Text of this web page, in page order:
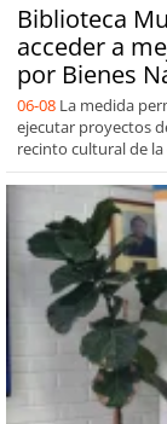
Biblioteca
acceder a
por Bienes
06-08 La medida
ejecutar proyectos
recinto cultural de